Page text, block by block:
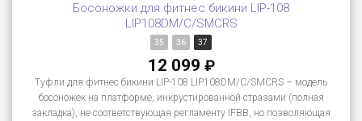
Босоножки для фитнес бикини LIP-108
LIP108DM/C/SMCRS
35 36 37
12 099 ₽
Туфли для фитнес бикини LIP-108 LIP108DM/C/SMCRS – модель
босоножек на платформе, инкрустированной стразами (полная
закладка), не соответствующая регламенту IFBB, но позволяющая